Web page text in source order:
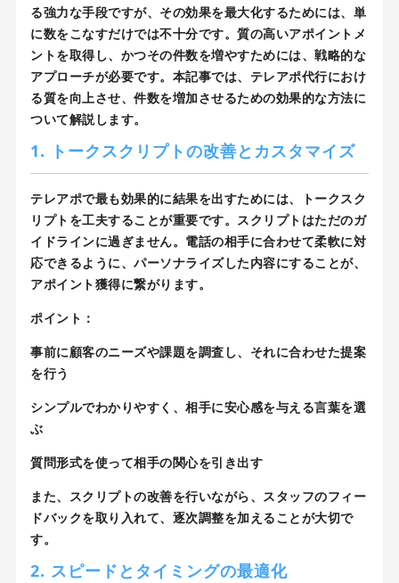
る強力な手段ですが、その効果を最大化するためには、単
に数をこなすだけでは不十分です。質の高いアポイントメ
ントを取得し、かつその件数を増やすためには、戦略的な
アプローチが必要です。本記事では、テレアポ代行におけ
る質を向上させ、件数を増加させるための効果的な方法に
ついて解説します。
1. トークスクリプトの改善とカスタマイズ
テレアポで最も効果的に結果を出すためには、トークスク
リプトを工夫することが重要です。スクリプトはただのガ
イドラインに過ぎません。電話の相手に合わせて柔軟に対
応できるように、パーソナライズした内容にすることが、
アポイント獲得に繋がります。
ポイント：
事前に顧客のニーズや課題を調査し、それに合わせた提案
を行う
シンプルでわかりやすく、相手に安心感を与える言葉を選
ぶ
質問形式を使って相手の関心を引き出す
また、スクリプトの改善を行いながら、スタッフのフィー
ドバックを取り入れて、逐次調整を加えることが大切で
す。
2. スピードとタイミングの最適化